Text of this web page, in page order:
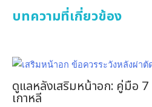
บทความที่เกี่ยวข้อง
ดูแลหลังเสริมหน้าอก: คู่มือ
เกาหลี